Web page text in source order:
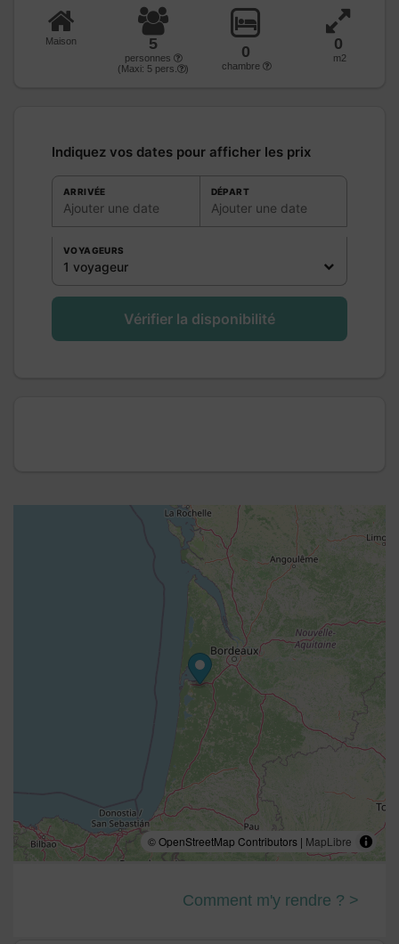
Maison 5
personnes
(Maxi: 5 pers. )
0
chambre
0
m2
Indiquez vos dates pour afficher les prix
ARRIVÉE
Ajouter une date
DÉPART
Ajouter une date
VOYAGEURS
1 voyageur
Vérifier la disponibilité
© OpenStreetMap Contributors | MapLibre
Comment m'y rendre ? >